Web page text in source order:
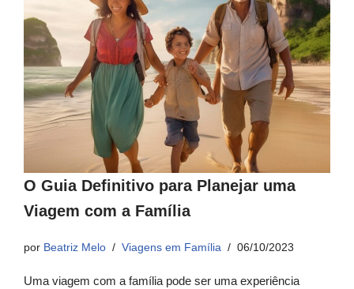
O Guia Definitivo para Planejar uma
Viagem com a Família
por Beatriz Melo Viagens em Família 06/10/2023
Uma viagem com a família pode ser uma experiência